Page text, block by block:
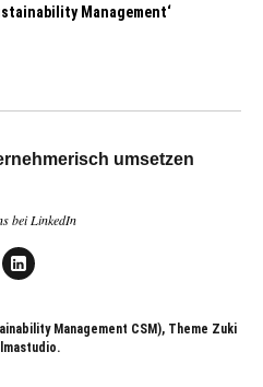
Management‘
umsetzen
bei LinkedIn
Management CSM), Theme Zuki